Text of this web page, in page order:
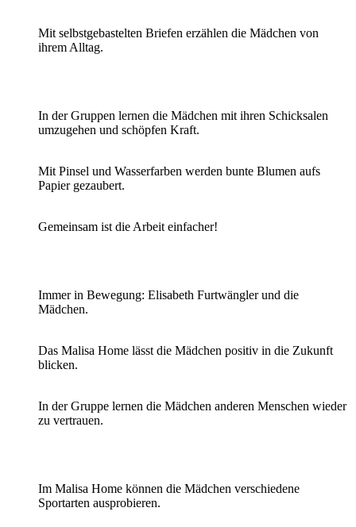
Mit selbstgebastelten Briefen erzählen die Mädchen von
ihrem Alltag.
In der Gruppen lernen die Mädchen mit ihren Schicksalen
umzugehen und schöpfen Kraft.
Mit Pinsel und Wasserfarben werden bunte Blumen aufs
Papier gezaubert.
Gemeinsam ist die Arbeit einfacher!
Immer in Bewegung: Elisabeth Furtwängler und die
Mädchen.
Das Malisa Home lässt die Mädchen positiv in die Zukunft
blicken.
In der Gruppe lernen die Mädchen anderen Menschen wieder
zu vertrauen.
Im Malisa Home können die Mädchen verschiedene
Sportarten ausprobieren.